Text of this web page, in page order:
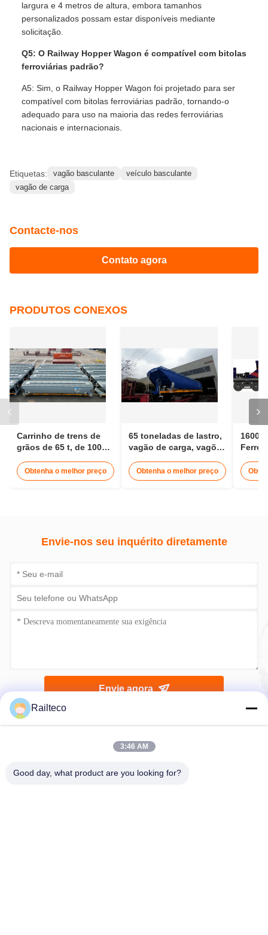
largura e 4 metros de altura, embora tamanhos
personalizados possam estar disponíveis mediante
solicitação.
Q5: O Railway Hopper Wagon é compatível com bitolas
ferroviárias padrão?
A5: Sim, o Railway Hopper Wagon foi projetado para ser
compatível com bitolas ferroviárias padrão, tornando-o
adequado para uso na maioria das redes ferroviárias
nacionais e internacionais.
Etiquetas: vagão basculante
veículo basculante
vagão de carga
Contacte-nos
Contato agora
PRODUTOS CONEXOS
Carrinho de trens de
grãos de 65 t, de 1000
Obtenha o melhor preço
65 toneladas de lastro,
vagão de carga, vagões
15 metros
Obtenha o melhor preço
Car
Envie-nos seu inquérito diretamente
Envie agora
Railteco
3:46 AM
Good day, what product are you looking for?